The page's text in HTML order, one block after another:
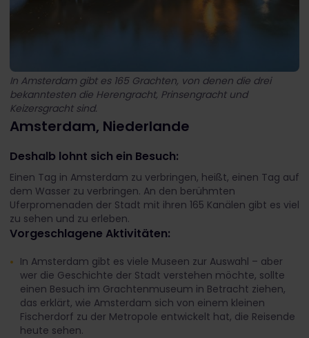
In Amsterdam gibt es 165 Grachten, von denen die drei
bekanntesten die Herengracht, Prinsengracht und
Keizersgracht sind.
Amsterdam, Niederlande
Deshalb lohnt sich ein Besuch:
Einen Tag in Amsterdam zu verbringen, heißt, einen Tag auf
dem Wasser zu verbringen. An den berühmten
Uferpromenaden der Stadt mit ihren 165 Kanälen gibt es viel
zu sehen und zu erleben.
Vorgeschlagene Aktivitäten:
In Amsterdam gibt es viele Museen zur Auswahl – aber
wer die Geschichte der Stadt verstehen möchte, sollte
einen Besuch im Grachtenmuseum in Betracht ziehen,
das erklärt, wie Amsterdam sich von einem kleinen
Fischerdorf zu der Metropole entwickelt hat, die Reisende
heute sehen.